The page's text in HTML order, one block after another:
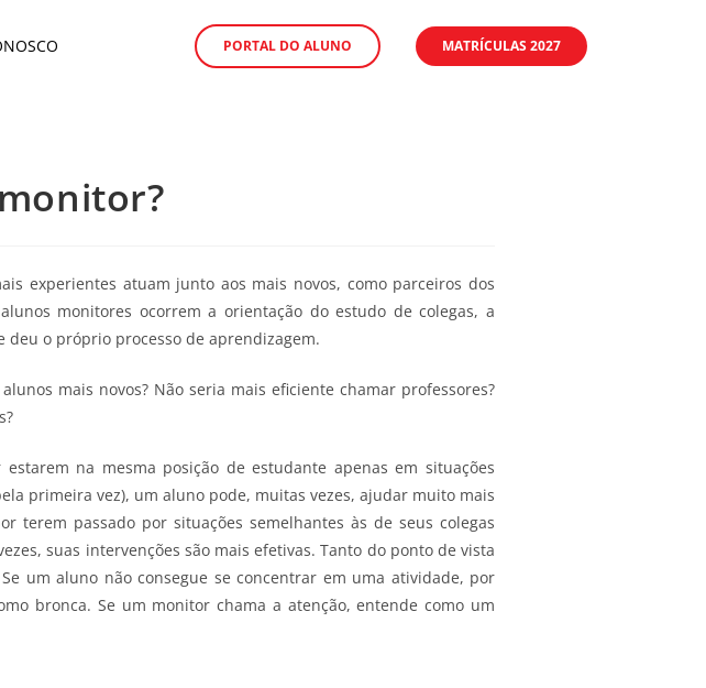
PORTAL DO ALUNO MATRÍCULAS 2027
experientes atuam junto aos mais novos, como parceiros dos
monitores ocorrem a orientação do estudo de colegas, a
deu o próprio processo de aprendizagem.
mais novos? Não seria mais eficiente chamar professores?
na mesma posição de estudante apenas em situações
primeira vez), um aluno pode, muitas vezes, ajudar muito mais
terem passado por situações semelhantes às de seus colegas
suas intervenções são mais efetivas. Tanto do ponto de vista
um aluno não consegue se concentrar em uma atividade, por
bronca. Se um monitor chama a atenção, entende como um